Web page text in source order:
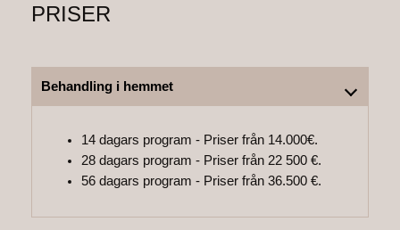
PRISER
Behandling i hemmet
14 dagars program - Priser från 14.000€.
28 dagars program - Priser från 22 500 €.
56 dagars program - Priser från 36.500 €.